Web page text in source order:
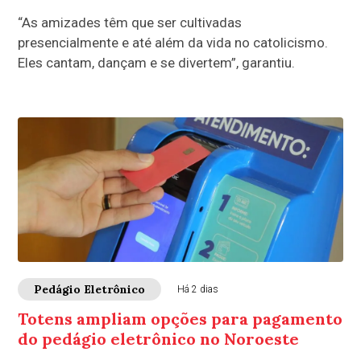
“As amizades têm que ser cultivadas
presencialmente e até além da vida no catolicismo.
Eles cantam, dançam e se divertem”, garantiu.
Pedágio Eletrônico Há 2 dias
Totens ampliam opções para pagamento
do pedágio eletrônico no Noroeste